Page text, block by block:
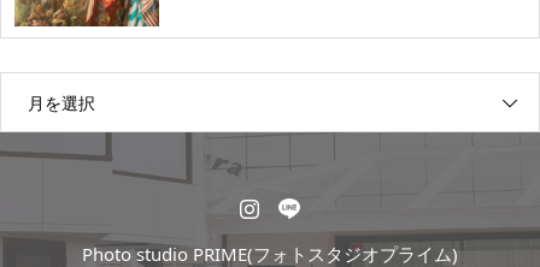
月を選択
Photo studio PRIME(フォトスタジオプライム)